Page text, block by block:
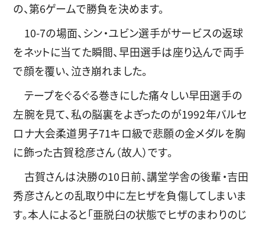
の、第6ゲームで勝負を決めます。
10-7の場面、シン・ユビン選手がサービスの返球
をネットに当てた瞬間、早田選手は座り込んで両手
で顔を覆い、泣き崩れました。
テープをぐるぐる巻きにした痛々しい早田選手の
左腕を見て、私の脳裏をよぎったのが1992年バルセ
ロナ大会柔道男子71キロ級で悲願の金メダルを胸
に飾った古賀稔彦さん（故人）です。
古賀さんは決勝の10日前、講堂学舎の後輩・吉田
秀彦さんとの乱取り中に左ヒザを負傷してしまいま
す。本人によると「亜脱臼の状態でヒザのまわりのじ